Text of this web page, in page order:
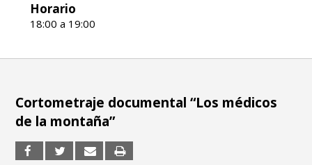
Horario
18:00 a 19:00
Cortometraje documental “Los médicos
de la montaña”